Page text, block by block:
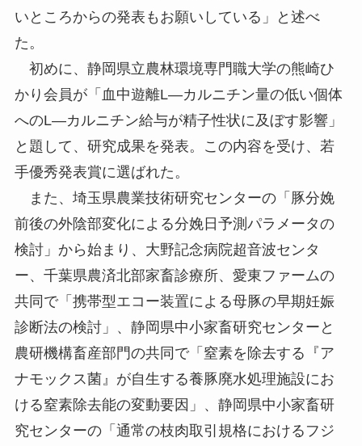
いところからの発表もお願いしている」と述べ
た。
初めに、静岡県立農林環境専門職大学の熊崎ひ
かり会員が「血中遊離L—カルニチン量の低い個体
へのL—カルニチン給与が精子性状に及ぼす影響」
と題して、研究成果を発表。この内容を受け、若
手優秀発表賞に選ばれた。
また、埼玉県農業技術研究センターの「豚分娩
前後の外陰部変化による分娩日予測パラメータの
検討」から始まり、大野記念病院超音波センタ
ー、千葉県農済北部家畜診療所、愛東ファームの
共同で「携帯型エコー装置による母豚の早期妊娠
診断法の検討」、静岡県中小家畜研究センターと
農研機構畜産部門の共同で「窒素を除去する『ア
ナモックス菌』が自生する養豚廃水処理施設にお
ける窒素除去能の変動要因」、静岡県中小家畜研
究センターの「通常の枝肉取引規格におけるフジ